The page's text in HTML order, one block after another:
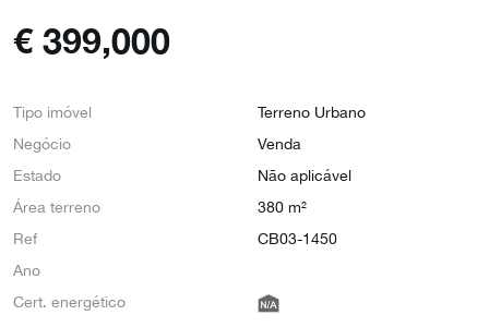
€ 399,000
Tipo imóvel
Terreno Urbano
Negócio
Venda
Estado
Não aplicável
Área terreno
380 m²
Ref
CB03-1450
Ano
Cert. energético